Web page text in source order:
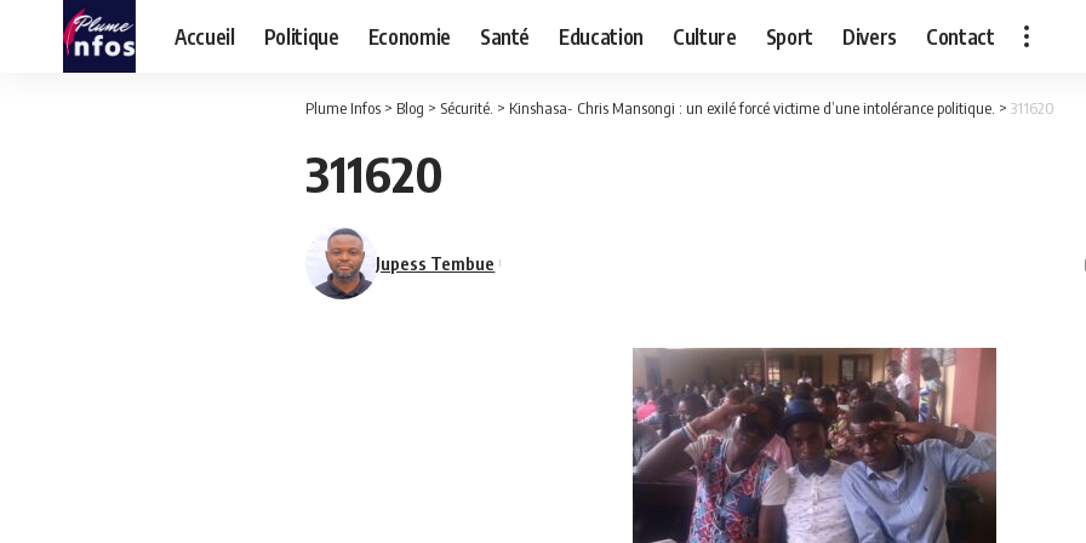
Accueil Politique Economie Santé Education Culture Sport Divers Contact
Plume Infos > Blog > Sécurité. > Kinshasa- Chris Mansongi : un exilé forcé victime d’une intolérance politique. > 311620
311620
Jupess Tembue